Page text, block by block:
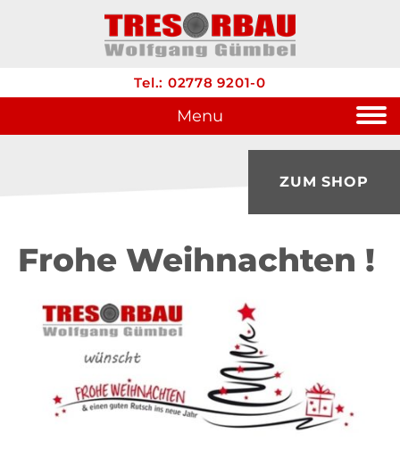
ZUM SHOP
Tel.: 02778 9201-0
Menu
Frohe Weihnachten !